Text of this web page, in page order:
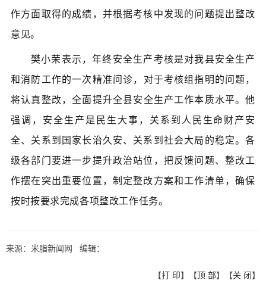
作方面取得的成绩，并根据考核中发现的问题提出整改
意见。
樊小荣表示，年终安全生产考核是对我县安全生产
和消防工作的一次精准问诊， 对于考核组指明的问题，
将认真整改，全面提升全县安全生产工作本质水平。他
强调，安全生产是民生大事，关系到人民生命财产安
全、关系到国家长治久安、关系到社会大局的稳定。各
级各部门要进一步提升政治站位，把反馈问题、整改工
作摆在突出重要位置，制定整改方案和工作清单，确保
按时按要求完成各项整改工作任务。
来源：米脂新闻网 编辑：
【打 印】【顶 部】【关 闭】